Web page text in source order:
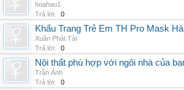
hoahau1
Trả lời:
0
Khẩu Trang Trẻ Em TH Pro Mask
Xuân Phát Tài
Trả lời:
0
Nội thất phù hợp với ngôi nhà của
Trần Ánh
Trả lời:
0